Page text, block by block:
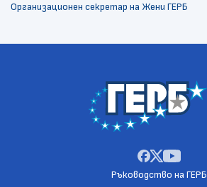
Организационен секретар на Жени ГЕРБ
Ръководство на ГЕРБ